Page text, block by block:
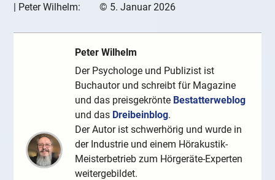
| Peter Wilhelm: © 5. Januar 2026
Peter Wilhelm
Der Psychologe und Publizist ist
Buchautor und schreibt für Magazine
und das preisgekrönte Bestatterweblog
und das Dreibeinblog.
Der Autor ist schwerhörig und wurde in
der Industrie und einem Hörakustik-
Meisterbetrieb zum Hörgeräte-Experten
weitergebildet.